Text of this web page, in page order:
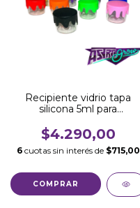
Recipiente vidrio tapa
silicona 5ml para
$4.290,00
6 cuotas sin interés de $715,00